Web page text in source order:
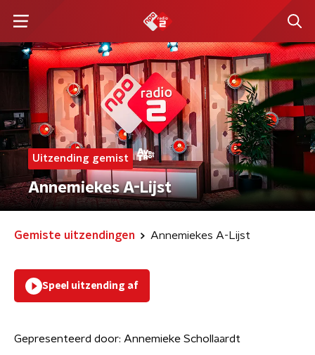
Uitzending gemist
Annemiekes A-Lijst
Gemiste uitzendingen Annemiekes A-Lijst
Speel uitzending af
Gepresenteerd door: Annemieke Schollaardt